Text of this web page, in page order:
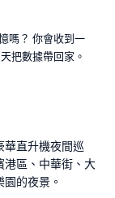
嗎？ 你會收到一
把數據帶回家。
華直升機夜間巡
港區、中華街、大
的夜景。